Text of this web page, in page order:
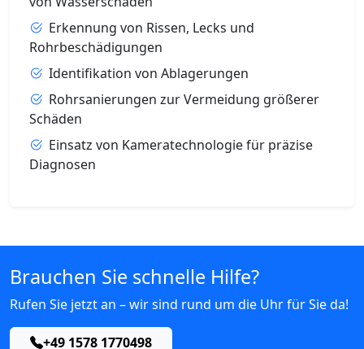
Erkennung von Rissen, Lecks und
Rohrbeschädigungen
Identifikation von Ablagerungen
Rohrsanierungen zur Vermeidung größerer
Schäden
Einsatz von Kameratechnologie für präzise
Diagnosen
Brauchen Sie schnelle Hilfe?
Rufen Sie jetzt an – wir sind rund um die Uhr für Sie da!
+49 1578 1770498